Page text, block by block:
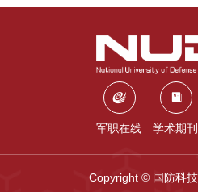
军职在线 学术期刊
Copyright © 国防科